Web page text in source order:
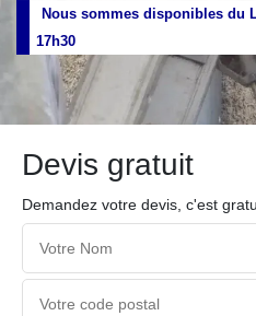
Nous sommes disponibles du
17h30
Devis gratuit
Demandez votre devis, c'est